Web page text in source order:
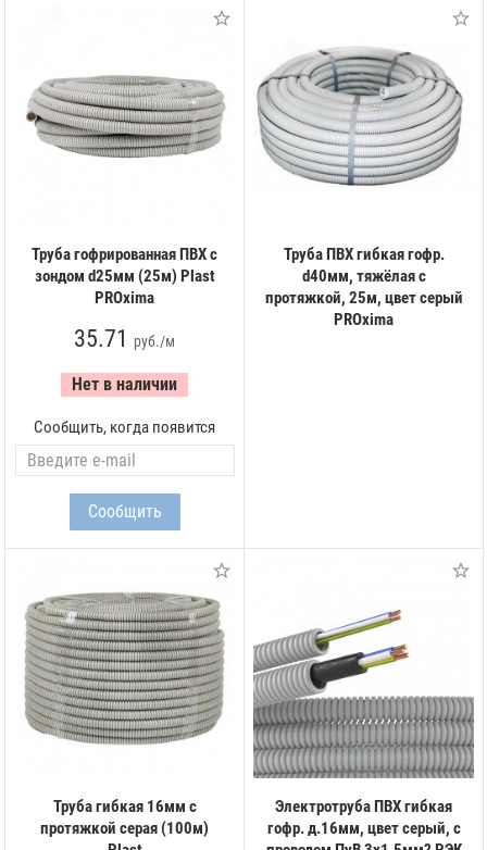
Труба гофрированная ПВХ с
зондом d25мм (25м) Plast
PROxima
35.71 руб./м
Нет в наличии
Сообщить, когда появится
Труба ПВХ гибкая гофр.
d40мм, тяжёлая с
протяжкой, 25м, цвет серый
PROxima
Труба гибкая 16мм с
протяжкой серая (100м)
Электротруба ПВХ гибкая
гофр. д.16мм, цвет серый, с